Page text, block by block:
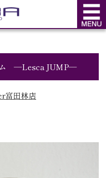
ム ―Lesca JUMP―
富田林店